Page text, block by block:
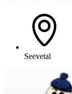
Seevetal